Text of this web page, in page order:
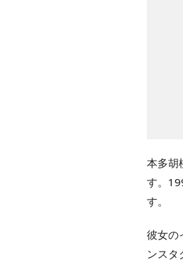
本多胡
す。
す。
彼女の
ンスタ